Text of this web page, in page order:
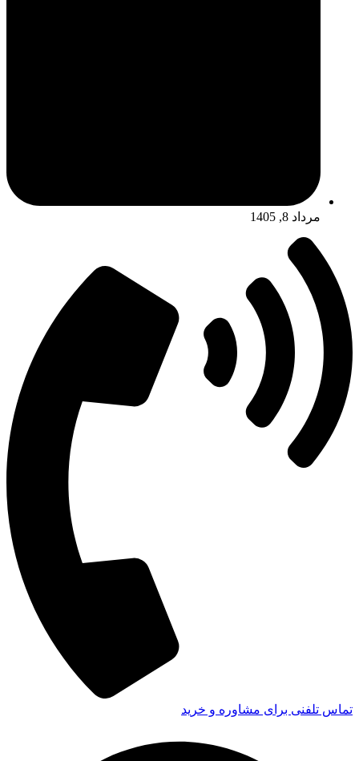
مرداد 8, 1405
تماس تلفنی برای مشاوره و خرید